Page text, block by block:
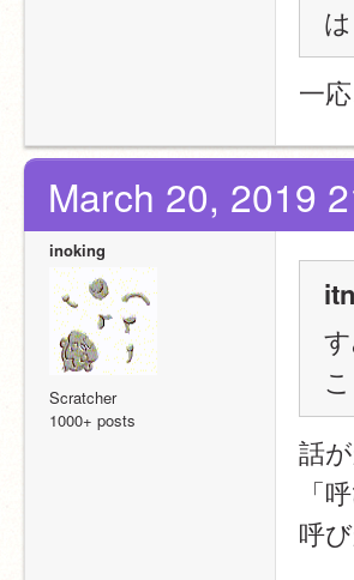
一
March 20, 2019
inoking
Scratcher
1000+ posts
話
「
呼